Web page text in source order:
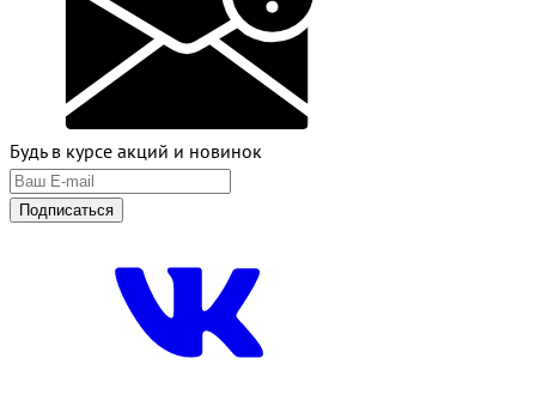
Будь в курсе акций и новинок
Подписаться